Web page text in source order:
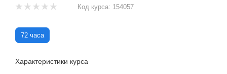
Код курса: 154057
72 часа
Характеристики курса